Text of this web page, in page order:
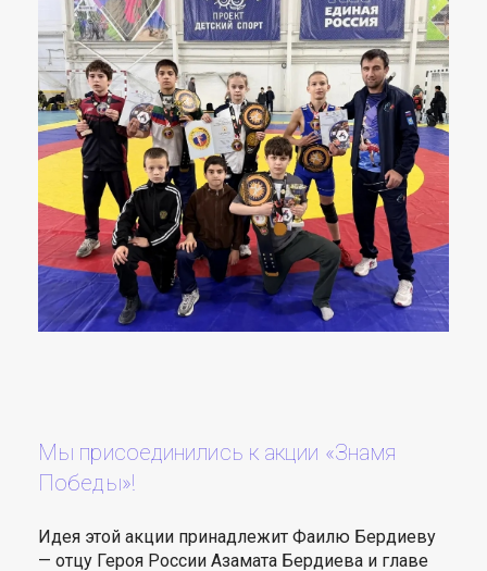
Мы присоединились к акции «Знамя
Победы»!
Идея этой акции принадлежит Фаилю Бердиеву
— отцу Героя России Азамата Бердиева и главе